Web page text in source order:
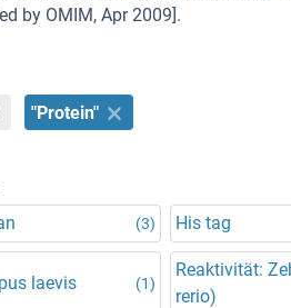
by OMIM, Apr 2009].
"Protein"
(3) His tag
laevis (1)
Reaktivität:
rerio)